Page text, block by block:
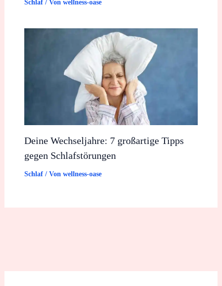
Schlaf/ Von wellness-oase
Deine Wechseljahre: 7 großartige Tipps
gegen Schlafstörungen
Schlaf/ Von wellness-oase